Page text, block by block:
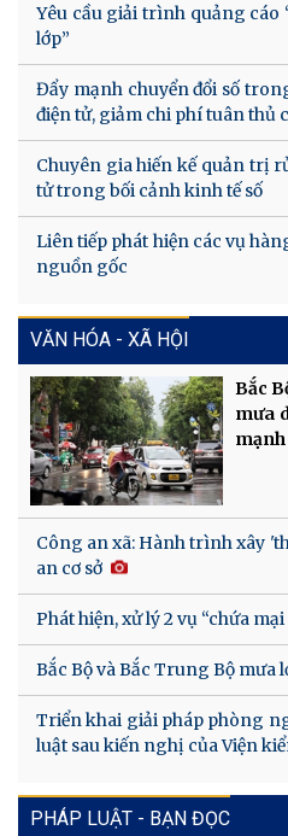
Yêu cầu giải trình quảng cáo
lớp”
Đẩy mạnh chuyển đổi số
điện tử, giảm chi phí tuân thủ
Chuyên gia hiến kế quản trị
tử trong bối cảnh kinh tế số
Liên tiếp phát hiện các vụ
nguồn gốc
VĂN HÓA - XÃ HỘI
Bắc
mưa
mạnh
Công an xã: Hành trình xây
an cơ sở
Phát hiện, xử lý 2 vụ “chứa
Bắc Bộ và Bắc Trung Bộ mưa
Triển khai giải pháp phòng
luật sau kiến nghị của Viện
PHÁP LUẬT - BẠN ĐỌC